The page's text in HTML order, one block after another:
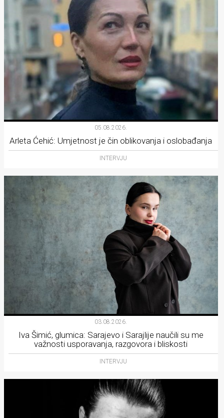
05.08.2026.
Arleta Ćehić: Umjetnost je čin oblikovanja i oslobađanja
INTERVJU
03.08.2026.
Iva Šimić, glumica: Sarajevo i Sarajlije naučili su me
važnosti usporavanja, razgovora i bliskosti
INTERVJU